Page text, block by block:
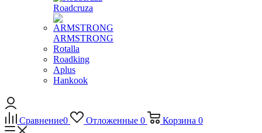
Roadcruza
ARMSTRONG
Rotalla
Roadking
Aplus
Hankook
Сравнение0 Отложенные 0 Корзина 0